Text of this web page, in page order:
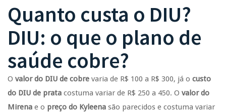
Quanto custa o DIU?
DIU: o que o plano de
saúde cobre?
O valor do DIU de cobre varia de R$ 100 a R$ 300, já o custo
do DIU de prata costuma variar de R$ 250 a 450. O valor do
Mirena e o preço do Kyleena são parecidos e costuma variar